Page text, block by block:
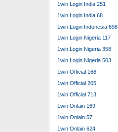
1win Login India 251
1win Login India 68
1win Login Indonesia 698
1win Login Nigeria 117
1win Login Nigeria 358
1win Login Nigeria 503
1win Official 168
1win Official 205
1win Official 713
1win Onlain 169
1win Onlain 57
1win Onlain 624